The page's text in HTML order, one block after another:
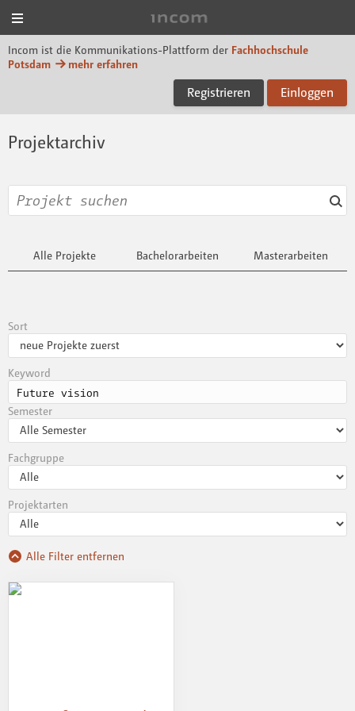
Incom ist die Kommunikations-Plattform der Fachhochschule
Potsdam
mehr erfahren
Registrieren Einloggen
Projektarchiv
Alle Projekte Bachelorarbeiten Masterarbeiten
Sort
Keyword
Semester
Fachgruppe
Projektarten
Alle Filter entfernen